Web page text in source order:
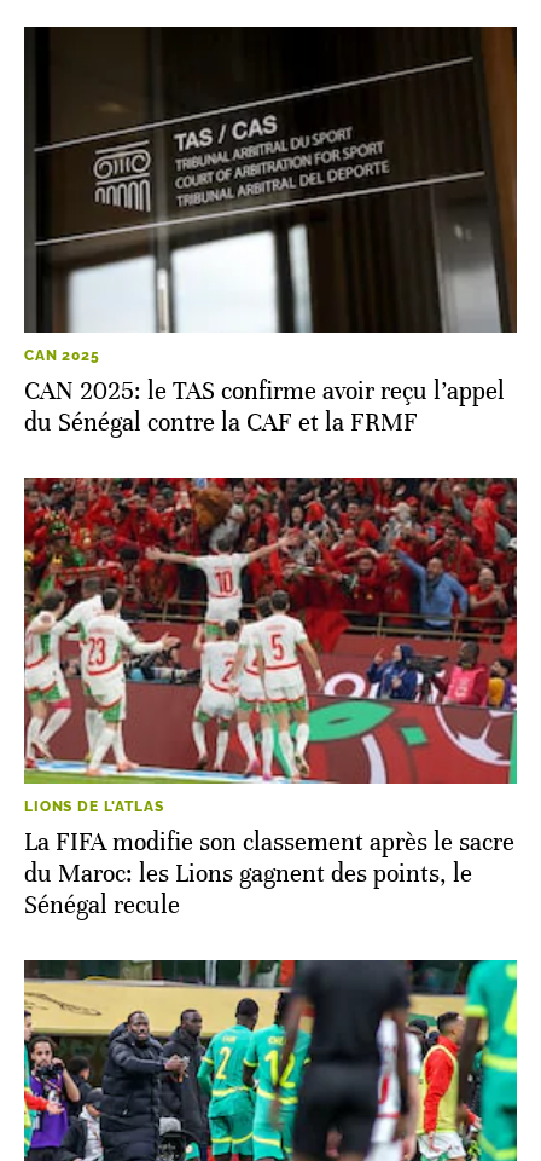
CAN 2025
CAN 2025: le TAS confirme avoir reçu l’appel
du Sénégal contre la CAF et la FRMF
LIONS DE L'ATLAS
La FIFA modifie son classement après le sacre
du Maroc: les Lions gagnent des points, le
Sénégal recule